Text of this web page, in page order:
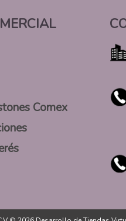
Comex